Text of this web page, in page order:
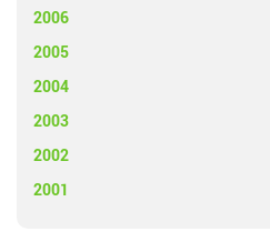
2006
2005
2004
2003
2002
2001